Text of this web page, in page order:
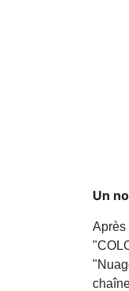
Un
Après